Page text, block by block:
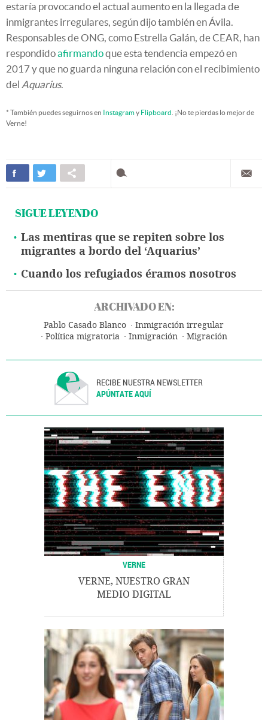
estaría provocando el actual aumento en la llegada de
inmigrantes irregulares, según dijo también en Ávila.
Responsables de ONG, como Estrella Galán, de CEAR, han
respondidoafirmandoque esta tendencia empezó en
2017 y que no guarda ninguna relación con el recibimiento
del Aquarius.
* También puedes seguirnos en Instagramy Flipboard . ¡No te pierdas lo mejor de
Verne!
SIGUE LEYENDO
Las mentiras que se repiten sobre los
migrantes a bordo del ‘Aquarius’
Cuando los refugiados éramos nosotros
ARCHIVADO EN:
Pablo Casado Blanco
Inmigración irregular
Política migratoria
Inmigración Migración
RECIBE NUESTRA NEWSLETTER
APÚNTATE AQUÍ
VERNE
VERNE, NUESTRO GRAN
MEDIO DIGITAL